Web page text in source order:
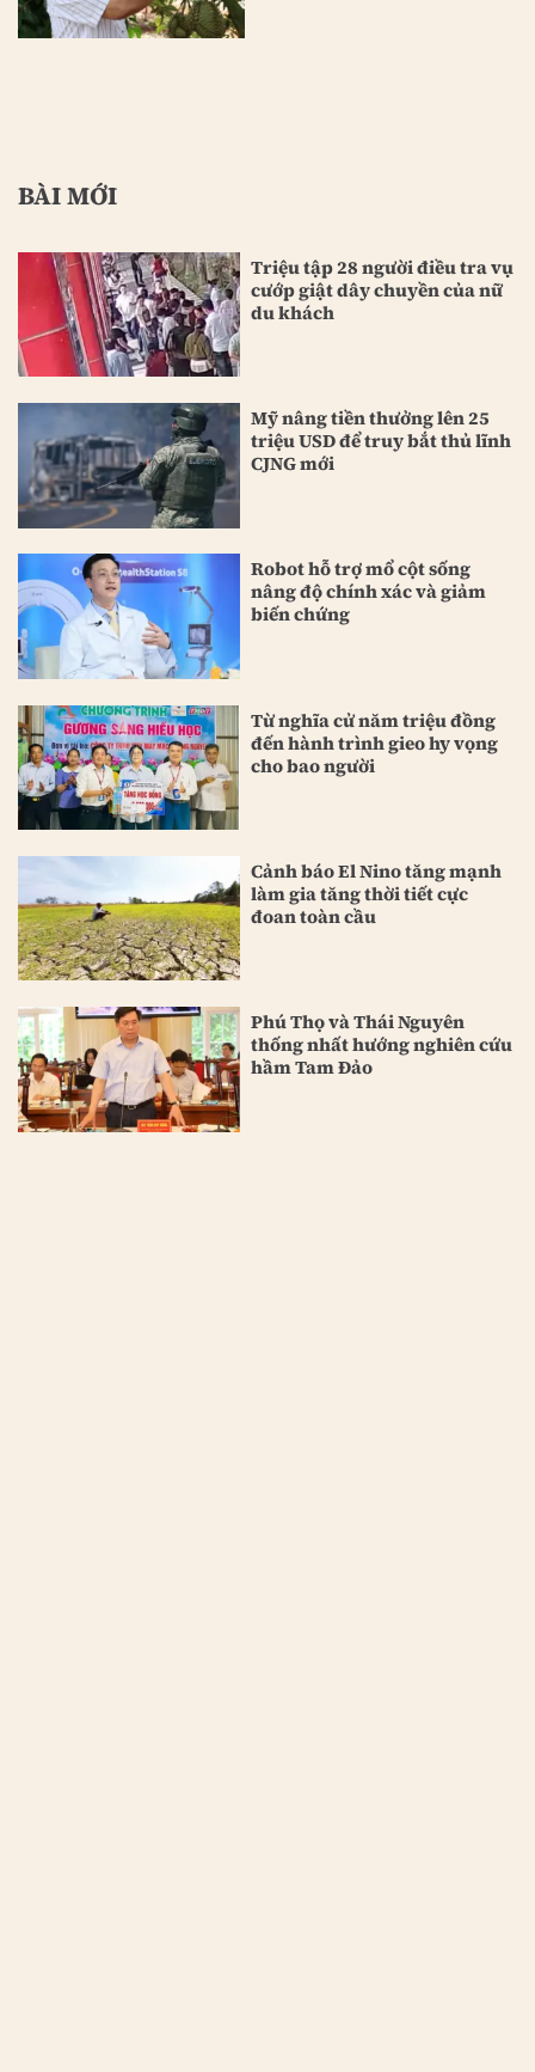
BÀI MỚI
Triệu tập 28 người điều tra vụ
cướp giật dây chuyền của nữ
du khách
Mỹ nâng tiền thưởng lên 25
triệu USD để truy bắt thủ lĩnh
CJNG mới
Robot hỗ trợ mổ cột sống
nâng độ chính xác và giảm
biến chứng
Từ nghĩa cử năm triệu đồng
đến hành trình gieo hy vọng
cho bao người
Cảnh báo El Nino tăng mạnh
làm gia tăng thời tiết cực
đoan toàn cầu
Phú Thọ và Thái Nguyên
thống nhất hướng nghiên cứu
hầm Tam Đảo